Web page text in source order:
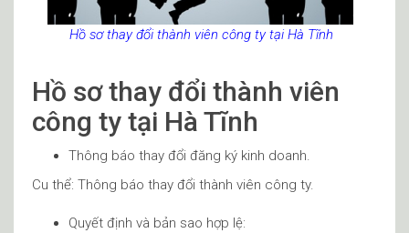
Hồ sơ thay đổi thành viên công ty tại Hà Tĩnh
Hồ sơ thay đổi thành viên
công ty tại Hà Tĩnh
Thông báo thay đổi đăng ký kinh doanh.
Cu thể: Thông báo thay đổi thành viên công ty.
Quyết định và bản sao hợp lệ: